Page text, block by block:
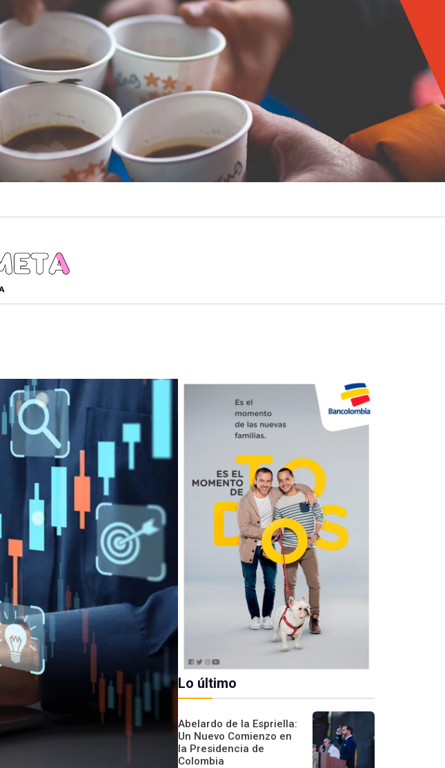
Lo último
Abelardo de la Espriella:
Un Nuevo Comienzo en
la Presidencia de
Colombia